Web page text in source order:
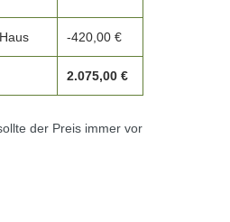
-420,00 €
2.075,00 €
der Preis immer vor